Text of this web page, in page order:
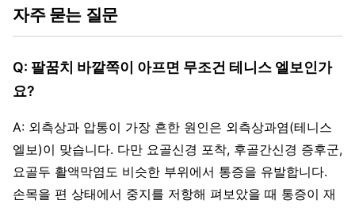
자주 묻는 질문
Q: 팔꿈치 바깥쪽이 아프면 무조건 테니스 엘보인가
요?
A: 외측상과 압통이 가장 흔한 원인은 외측상과염(테니스
엘보)이 맞습니다. 다만 요골신경 포착, 후골간신경 증후군,
요골두 활액막염도 비슷한 부위에서 통증을 유발합니다.
손목을 편 상태에서 중지를 저항해 펴보았을 때 통증이 재